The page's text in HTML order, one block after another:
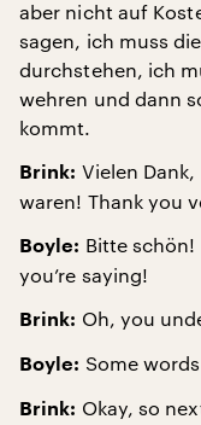
aber nicht auf
sagen, ich muss
durchstehen, ich
wehren und dann
kommt.
Brink: Vielen
waren! Thank you
Boyle: Bitte
you’re saying!
Brink: Oh, you
Boyle: Some
Brink: Okay, so